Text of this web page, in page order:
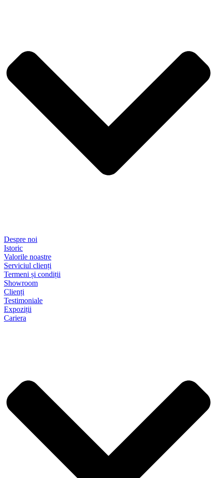
Despre noi
Istoric
Valorile noastre
Serviciul clienți
Termeni și condiții
Showroom
Clienți
Testimoniale
Expoziții
Cariera